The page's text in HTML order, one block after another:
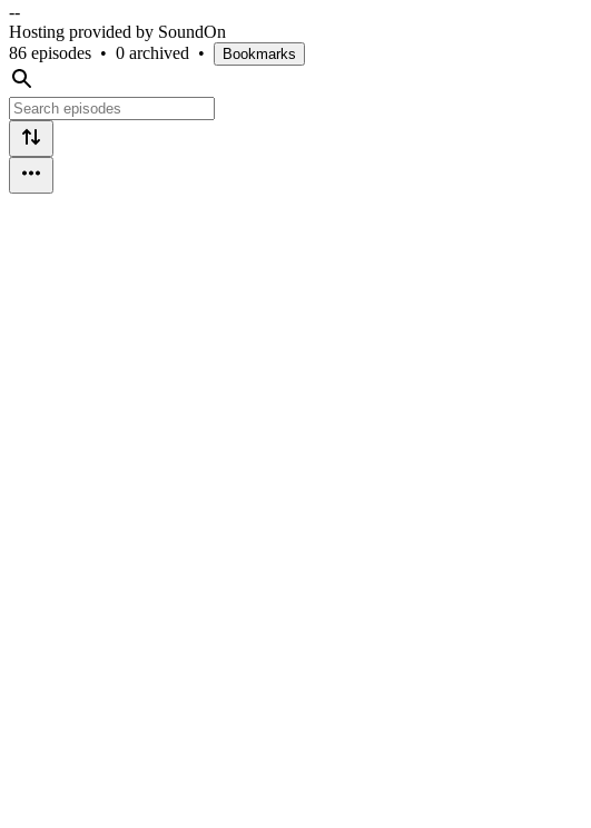
--
Hosting provided by SoundOn
86 episodes • 0 archived • Bookmarks